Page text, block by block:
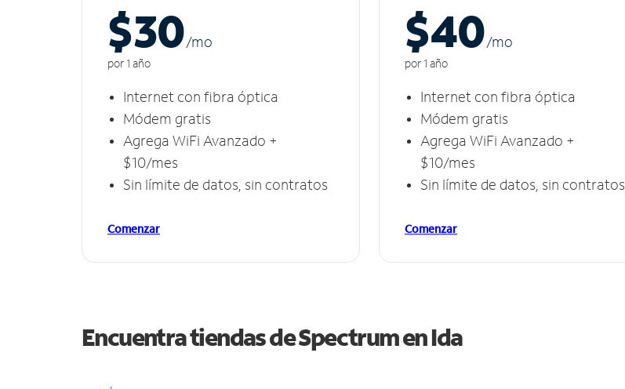
$30/mo
por 1 año
Internet con fibra óptica
Módem gratis
Agrega WiFi Avanzado +
$10/mes
Sin límite de datos, sin contratos
Comenzar
$40/mo
por 1 año
Internet con fibra óptica
Módem gratis
Agrega WiFi Avanzado +
$10/mes
Sin límite de datos, sin contratos
Comenzar
Encuentra tiendas de Spectrum enIda